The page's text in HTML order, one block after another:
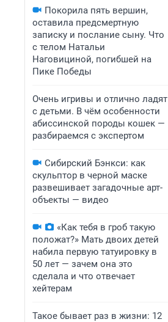
Покорила пять вершин,
оставила предсмертную
записку и послание сыну. Что
с телом Натальи
Наговициной, погибшей на
Пике Победы
Очень игривы и отлично ладят
с детьми. В чём особенности
абиссинской породы кошек —
разбираемся с экспертом
Сибирский Бэнкси: как
скульптор в черной маске
развешивает загадочные арт-
объекты — видео
«Как тебя в гроб такую
положат?» Мать двоих детей
набила первую татуировку в
50 лет — зачем она это
сделала и что отвечает
хейтерам
Такое бывает раз в жизни: 12